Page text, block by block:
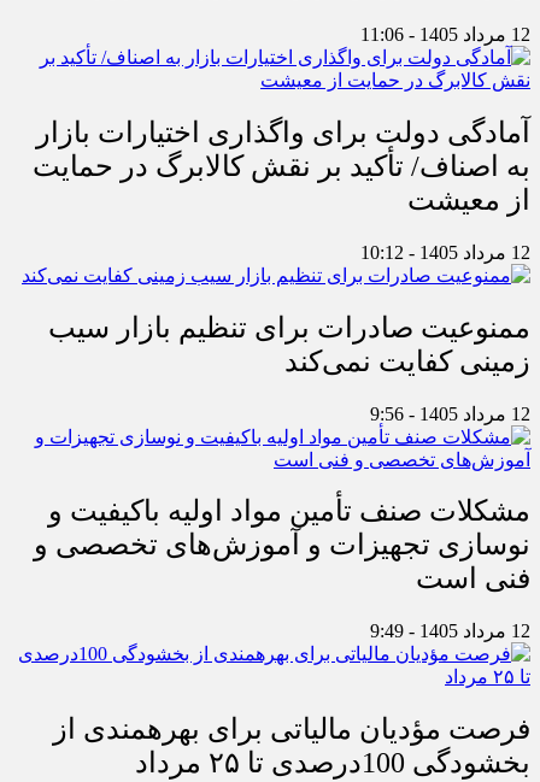
12 مرداد 1405 - 11:06
آمادگی دولت برای واگذاری اختیارات بازار
به اصناف/ تأکید بر نقش کالابرگ در حمایت
از معیشت
12 مرداد 1405 - 10:12
ممنوعیت صادرات برای تنظیم بازار سیب
زمینی کفایت نمی‌کند
12 مرداد 1405 - 9:56
مشکلات صنف تأمین مواد اولیه باکیفیت و
نوسازی تجهیزات و آموزش‌های تخصصی و
فنی است
12 مرداد 1405 - 9:49
فرصت مؤدیان مالیاتی برای بهره‎مندی از
بخشودگی 100درصدی تا ۲۵ مرداد